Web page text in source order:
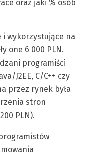
oraz jaki % osób
i wykorzystujące na
one 6 000 PLN.
programiści
J2EE, C/C++ czy
przez rynek była
stron
PLN).